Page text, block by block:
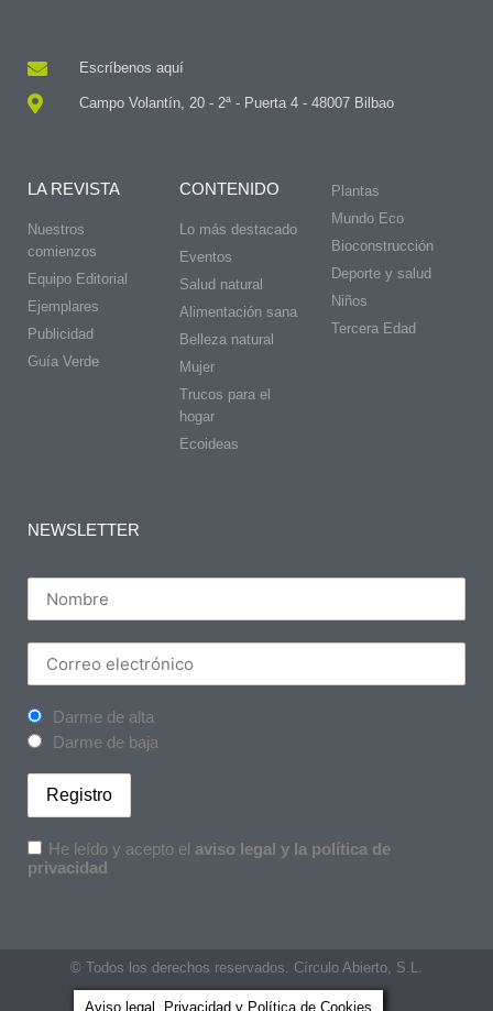
Escríbenos aquí
Campo Volantín, 20 - 2ª - Puerta 4 - 48007 Bilbao
LA REVISTA
Nuestros
comienzos
Equipo Editorial
Ejemplares
Publicidad
Guía Verde
CONTENIDO
Lo más destacado
Eventos
Salud natural
Alimentación sana
Belleza natural
Mujer
Trucos para el
hogar
Ecoideas
Plantas
Mundo Eco
Bioconstrucción
Deporte y salud
Niños
Tercera Edad
NEWSLETTER
Darme de alta
Darme de baja
He leído y acepto el aviso legal y la política de
privacidad
© Todos los derechos reservados. Círculo Abierto, S.L.
Aviso legal, Privacidad y Política de Cookies